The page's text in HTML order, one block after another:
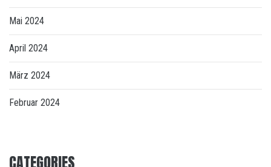
Mai 2024
April 2024
März 2024
Februar 2024